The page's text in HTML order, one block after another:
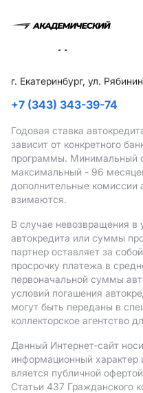
г. Екатеринбург, ул.
+7 (343) 343-39-74
Годовая ставка
зависит от конкретного
программы. Минимальный
максимальный - 96
дополнительные комиссии
взимаются.
В случае невозвращения
автокредита или суммы
партнер оставляет за
просрочку платежа в
первоначальной суммы
условий погашения
могут быть переданы в
коллекторское агентство
Данный Интернет-сайт
информационный характер
вляется публичной
Статьи 437 Гражданского